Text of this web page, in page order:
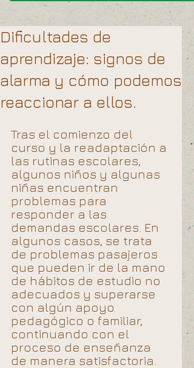
Dificultades de
aprendizaje: signos de
alarma y cómo podemos
reaccionar a ellos.
Tras el comienzo del
curso y la readaptación a
las rutinas escolares,
algunos niños y algunas
niñas encuentran
problemas para
responder a las
demandas escolares. En
algunos casos, se trata
de problemas pasajeros
que pueden ir de la mano
de hábitos de estudio no
adecuados y superarse
con algún apoyo
pedagógico o familiar,
continuando con el
proceso de enseñanza
de manera satisfactoria.